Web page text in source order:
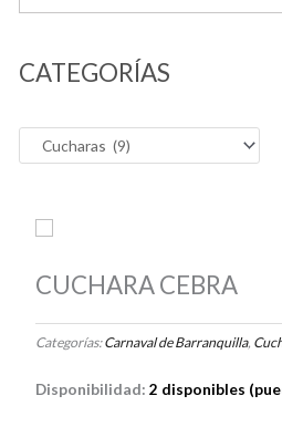
CATEGORÍAS
CUCHARA CEBRA
Categorías:Carnaval de Barranquilla,
Disponibilidad: 2 disponibles